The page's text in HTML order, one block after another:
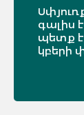
գալիս
պետք է
կբերի